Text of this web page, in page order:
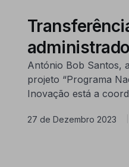
António Bob Santos,
projeto “Programa
Inovação está a
27 de Dezembro 2023